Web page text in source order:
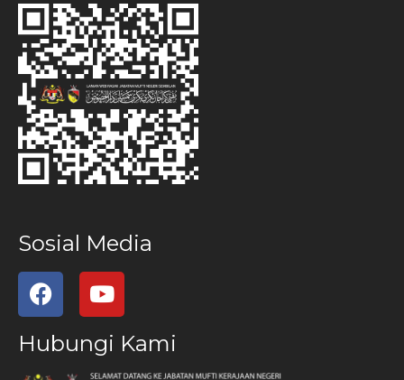
Sosial Media
Hubungi Kami